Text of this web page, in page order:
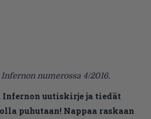
numerossa 4/2016.
Infernon uutiskirje ja tiedät
puhutaan! Nappaa raskaan